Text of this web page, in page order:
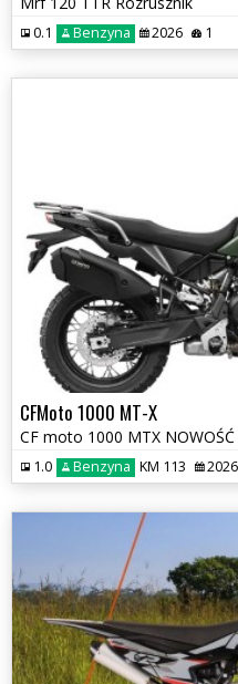
0.1 Benzyna 2026 1
CFMoto 1000 MT-X
CF moto 1000 MTX NOWOŚĆ
1.0 Benzyna KM 113 2026